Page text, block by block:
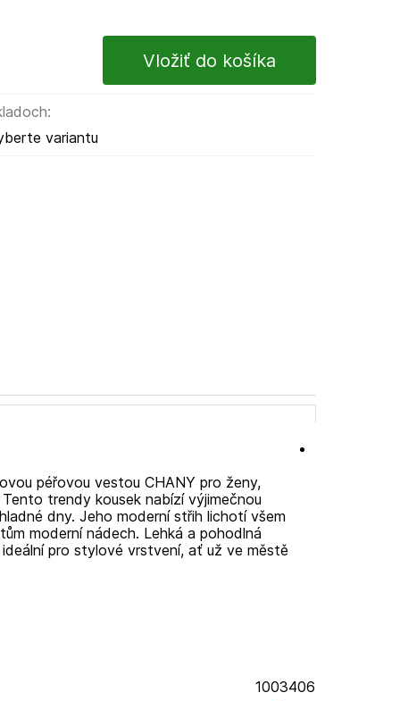
variantu
péřovou vestou CHANY pro ženy,
trendy kousek nabízí výjimečnou
dny. Jeho moderní střih lichotí všem
moderní nádech. Lehká a pohodlná
pro stylové vrstvení, ať už ve městě
1003406